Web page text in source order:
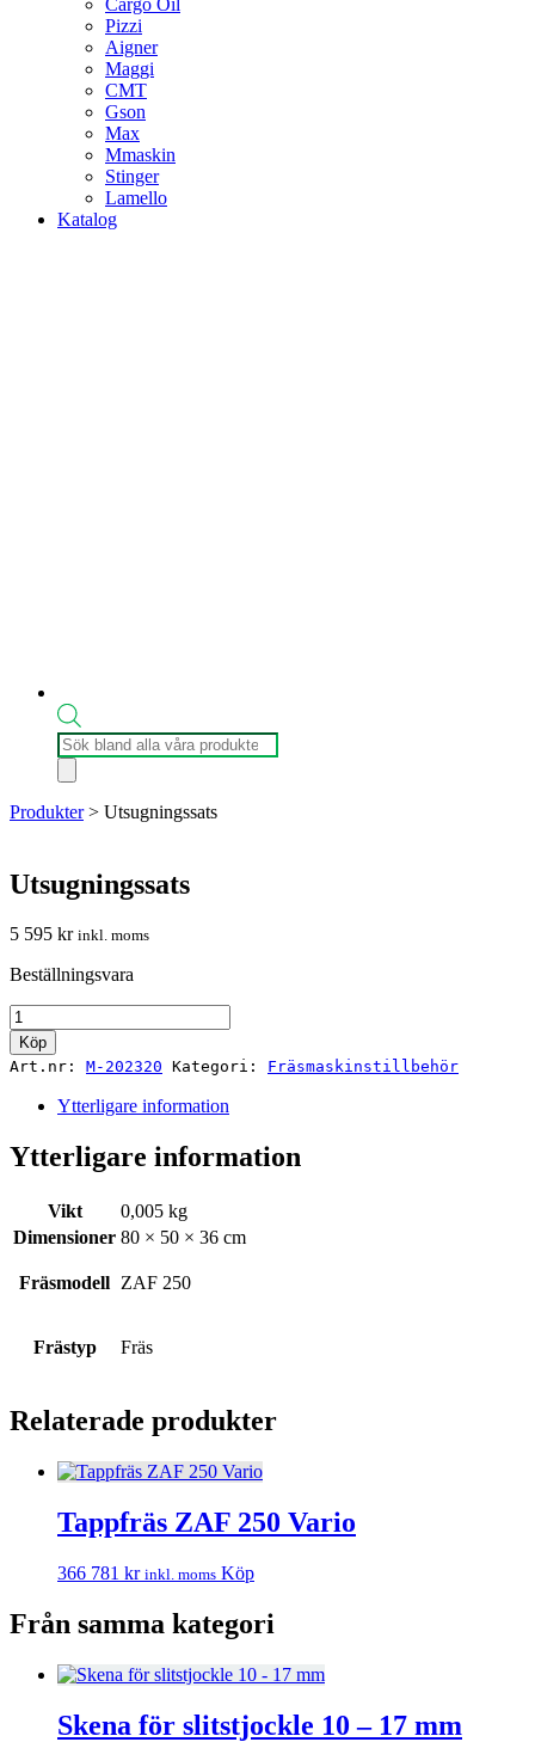
Pizzi
Aigner
Maggi
CMT
Gson
Max
Mmaskin
Stinger
Lamello
Katalog
Produktsökning
Produkter> Utsugningssats
Utsugningssats
5 595 kr inkl. moms
Beställningsvara
Utsugningssats
mängd
Köp
Art.nr: M-202320 Kategori: Fräsmaskinstillbehör
Ytterligare information
Ytterligare information
Vikt
0,005 kg
Dimensioner 80 × 50 × 36 cm
Fräsmodell ZAF 250
Frästyp Fräs
Relaterade produkter
Tappfräs ZAF 250 Vario
366 781 kr inkl. moms Köp
Från samma kategori
Skena för slitstjockle 10 – 17 mm